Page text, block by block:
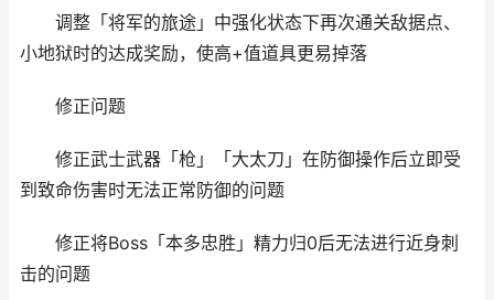
调整「将军的旅途」中强化状态下再次通关敌据点、
小地狱时的达成奖励，使高+值道具更易掉落
修正问题
修正武士武器「枪」「大太刀」在防御操作后立即受
到致命伤害时无法正常防御的问题
修正将Boss「本多忠胜」精力归0后无法进行近身刺
击的问题